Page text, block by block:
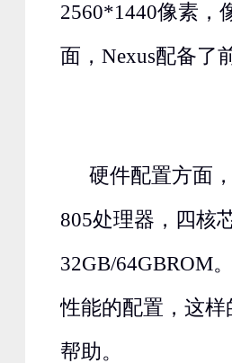
2560*1440像素，
面，Nexus配备了
硬件配置方面
805处理器，四核
32GB/64GBROM
性能的配置，这
帮助。